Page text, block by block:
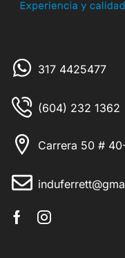
317 4425477
(604) 232 1362
Carrera 50 #